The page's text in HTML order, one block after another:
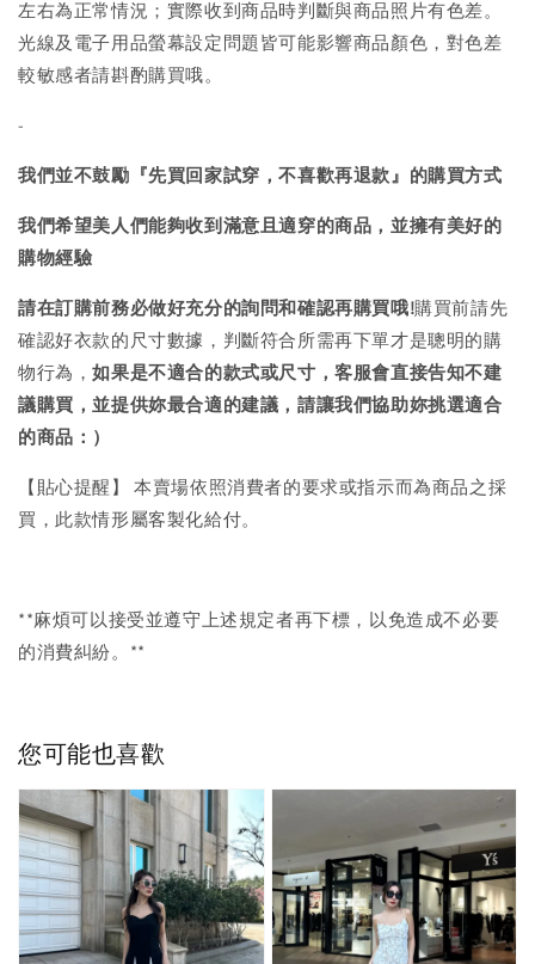
左右為正常情況；實際收到商品時判斷與商品照片有色差。
光線及電子用品螢幕設定問題皆可能影響商品顏色，對色差
較敏感者請斟酌購買哦。
-
我們並不鼓勵『先買回家試穿，不喜歡再退款』的購買方式
我們希望美人們能夠收到滿意且適穿的商品，並擁有美好的
購物經驗
請在訂購前務必做好充分的詢問和確認再購買哦!購買前請先
確認好衣款的尺寸數據，判斷符合所需再下單才是聰明的購
物行為，如果是不適合的款式或尺寸，客服會直接告知不建
議購買，並提供妳最合適的建議，請讓我們協助妳挑選適合
的商品：）
【貼心提醒】 本賣場依照消費者的要求或指示而為商品之採
買，此款情形屬客製化給付。
**麻煩可以接受並遵守上述規定者再下標，以免造成不必要
的消費糾紛。**
您可能也喜歡